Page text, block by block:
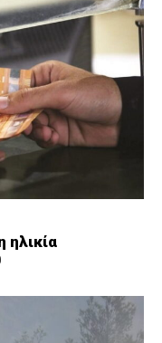
ηλικία